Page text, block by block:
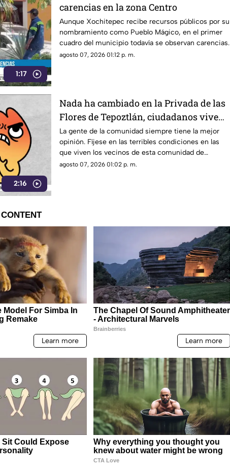
1:17
carencias en la zona Centro
Aunque Xochitepec recibe recursos públicos por su
nombramiento como Pueblo Mágico, en el primer
cuadro del municipio todavía se observan carencias.
agosto 07, 2026 01:12 p. m.
2:16
Nada ha cambiado en la Privada de las
Flores de Tepoztlán, ciudadanos viven
sin pavimento ni drenaje
La gente de la comunidad siempre tiene la mejor
opinión. Fíjese en las terribles condiciones en las
que viven los vecinos de esta comunidad de
Tepoztlán.
agosto 07, 2026 01:02 p. m.